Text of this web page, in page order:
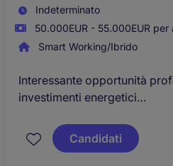
Indeterminato
50.000EUR - 55.000EUR per
Smart Working/Ibrido
Interessante opportunità
investimenti energetici
Sede RomaCandidati